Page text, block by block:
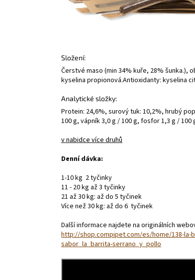
Složení:
Čerstvé maso (min 34% kuře, 28% šunka.),
kyselina propionová.Antioxidanty: kyselina
Analytické složky:
Protein: 24,6%, surový tuk: 10,2%, hrubý
100 g, vápník 3,0 g / 100 g, fosfor 1,3 g / 100
v nabidce více druhů
Denní dávka:
1-10 kg 2 tyčinky
11 - 20 kg až 3 tyčinky
21 až 30 kg: až do 5 tyčinek
Více než 30 kg: až do 6 tyčinek
Další informace najdete na originálních
http://shop.compipet.com/es/home/138-la-
sabor_la_barrita-serrano_y_pollo